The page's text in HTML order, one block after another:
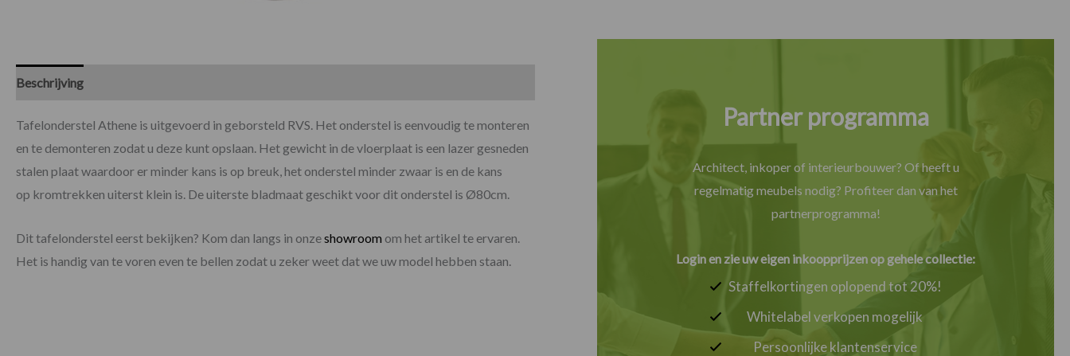
Beschrijving
Tafelonderstel Athene is uitgevoerd in geborsteld RVS. Het onderstel is eenvoudig te monteren
en te demonteren zodat u deze kunt opslaan. Het gewicht in de vloerplaat is een lazer gesneden
stalen plaat waardoor er minder kans is op breuk, het onderstel minder zwaar is en de kans
op kromtrekken uiterst klein is. De uiterste bladmaat geschikt voor dit onderstel is Ø80cm.
Dit tafelonderstel eerst bekijken? Kom dan langs in onzeshowroom om het artikel te ervaren.
Het is handig van te voren even te bellen zodat u zeker weet dat we uw model hebben staan.
Partner programma
Architect, inkoper of interieurbouwer? Of heeft u
regelmatig meubels nodig? Profiteer dan van het
partnerprogramma!
Login en zie uw eigen inkoopprijzen op gehele collectie:
Staffelkortingen oplopend tot 20%!
Whitelabel verkopen mogelijk
Persoonlijke klantenservice